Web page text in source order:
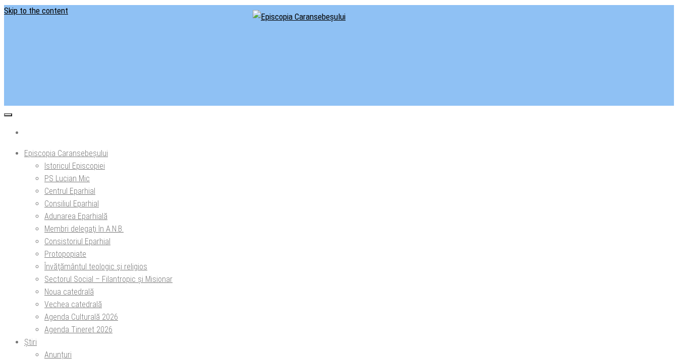
Skip to the content
Episcopia Caransebeșului
Istoricul Episcopiei
PS Lucian Mic
Centrul Eparhial
Consiliul Eparhial
Adunarea Eparhială
Membri delegaţi în A.N.B.
Consistoriul Eparhial
Protopopiate
Învăţământul teologic şi religios
Sectorul Social – Filantropic și Misionar
Noua catedrală
Vechea catedrală
Agenda Culturală 2026
Agenda Tineret 2026
Știri
Anunțuri